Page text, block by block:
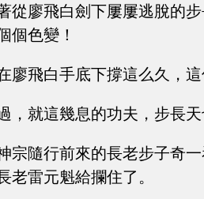
從廖飛白劍下屢屢逃脫的
個色變！
廖飛白手底下撐這么久，
，就這幾息的功夫，步長
宗隨行前來的長老步子奇
老雷元魁給攔住了。